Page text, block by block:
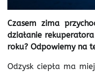
Czasem zima
działanie
roku? Odpowiemy na
Odzysk ciepła ma